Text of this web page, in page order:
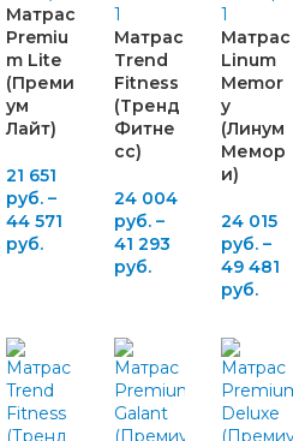
Матрас
Premiu
m Lite
(Преми
ум
Лайт)
21 651
руб. –
44 571
руб.
Матрас
Trend
Fitness
(Тренд
Фитне
сс)
24 004
руб. –
41 293
руб.
Матрас
Linum
Memor
y
(Линум
Мемор
и)
24 015
руб. –
49 481
руб.